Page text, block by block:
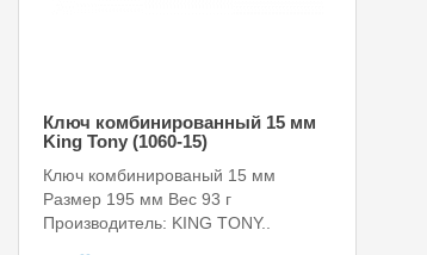
Ключ комбинированный 15 мм
King Tony (1060-15)
Ключ комбинированый 15 мм
Размер 195 мм Вес 93 г
Производитель: KING TONY..